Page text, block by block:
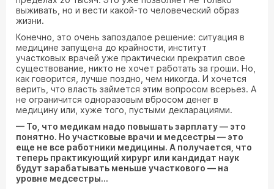
выживать, но и вести какой-то человеческий образ
жизни.
Конечно, это очень запоздалое решение: ситуация в
медицине запущена до крайности, институт
участковых врачей уже практически прекратил свое
существование, никто не хочет работать за гроши. Но,
как говорится, лучше поздно, чем никогда. И хочется
верить, что власть займется этим вопросом всерьез. А
не ограничится одноразовым вбросом денег в
медицину или, хуже того, пустыми декларациями.
— То, что медикам надо повышать зарплату — это
понятно. Но участковые врачи и медсестры — это
еще не все работники медицины. А получается, что
теперь практикующий хирург или кандидат наук
будут зарабатывать меньше участкового — на
уровне медсестры...